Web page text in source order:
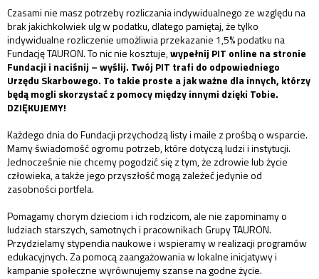
Czasami nie masz potrzeby rozliczania indywidualnego ze względu na
brak jakichkolwiek ulg w podatku, dlatego pamiętaj, że tylko
indywidualne rozliczenie umożliwia przekazanie 1,5% podatku na
Fundację TAURON. To nic nie kosztuje,wypełnij PIT online na stronie
Fundacji i naciśnij – wyślij. Twój PIT trafi do odpowiedniego
Urzędu Skarbowego. To takie proste a jak ważne dla innych, którzy
będą mogli skorzystać z pomocy między innymi dzięki Tobie.
DZIĘKUJEMY!
Każdego dnia do Fundacji przychodzą listy i maile z prośbą o wsparcie.
Mamy świadomość ogromu potrzeb, które dotyczą ludzi i instytucji.
Jednocześnie nie chcemy pogodzić się z tym, że zdrowie lub życie
człowieka, a także jego przyszłość mogą zależeć jedynie od
zasobności portfela.
Pomagamy chorym dzieciom i ich rodzicom, ale nie zapominamy o
ludziach starszych, samotnych i pracownikach Grupy TAURON.
Przydzielamy stypendia naukowe i wspieramy w realizacji programów
edukacyjnych. Za pomocą zaangażowania w lokalne inicjatywy i
kampanie społeczne wyrównujemy szanse na godne życie.